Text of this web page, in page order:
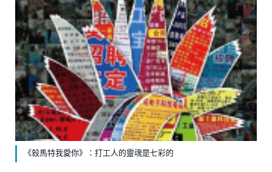
《殺馬特我愛你》：打工人的靈魂是七彩的